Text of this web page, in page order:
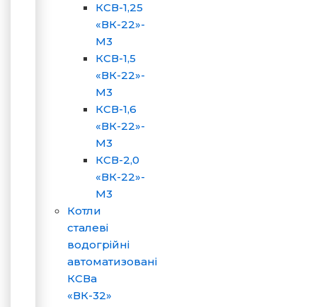
КСВ-1,25
«ВК-22»-
М3
КСВ-1,5
«ВК-22»-
М3
КСВ-1,6
«ВК-22»-
М3
КСВ-2,0
«ВК-22»-
М3
Котли
сталеві
водогрійні
автоматизовані
КСВа
«ВК-32»